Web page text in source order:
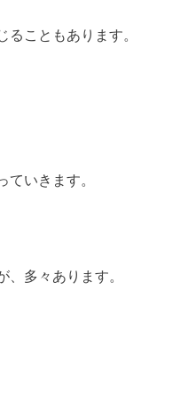
こともあります。
ていきます。
、多々あります。